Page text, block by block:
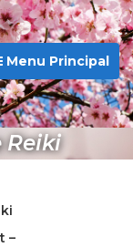
Menu Principal
Reiki
–